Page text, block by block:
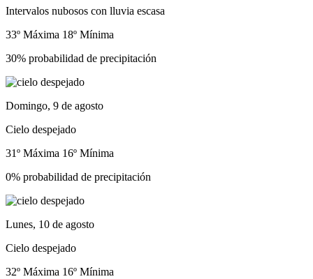
Intervalos nubosos con lluvia escasa
33º Máxima 18º Mínima
30% probabilidad de precipitación
Domingo, 9 de agosto
Cielo despejado
31º Máxima 16º Mínima
0% probabilidad de precipitación
Lunes, 10 de agosto
Cielo despejado
32º Máxima 16º Mínima